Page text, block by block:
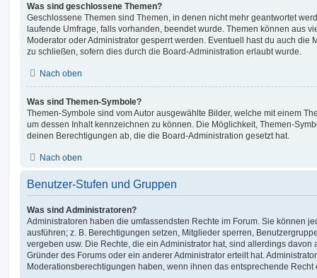
Was sind geschlossene Themen?
Geschlossene Themen sind Themen, in denen nicht mehr geantwortet
laufende Umfrage, falls vorhanden, beendet wurde. Themen können aus
Moderator oder Administrator gesperrt werden. Eventuell hast du auch die
zu schließen, sofern dies durch die Board-Administration erlaubt wurde.
Nach oben
Was sind Themen-Symbole?
Themen-Symbole sind vom Autor ausgewählte Bilder, welche mit einem
um dessen Inhalt kennzeichnen zu können. Die Möglichkeit, Themen-
deinen Berechtigungen ab, die die Board-Administration gesetzt hat.
Nach oben
Benutzer-Stufen und Gruppen
Was sind Administratoren?
Administratoren haben die umfassendsten Rechte im Forum. Sie können
ausführen; z. B. Berechtigungen setzen, Mitglieder sperren,
vergeben usw. Die Rechte, die ein Administrator hat, sind allerdings
Gründer des Forums oder ein anderer Administrator erteilt hat.
Moderationsberechtigungen haben, wenn ihnen das entsprechende Recht